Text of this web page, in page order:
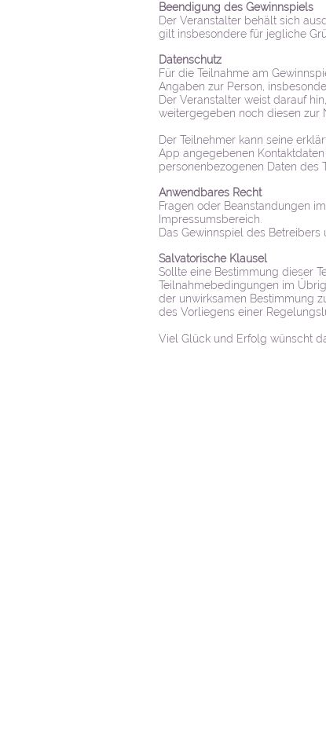
Beendigung des Gewinnspiels
Der Veranstalter behält sich
gilt insbesondere für jegliche
Datenschutz
Für die Teilnahme am
Angaben zur Person,
Der Veranstalter weist darauf
weitergegeben noch diesen zur
Der Teilnehmer kann seine
App angegebenen
personenbezogenen Daten des
Anwendbares Recht
Fragen oder Beanstandungen
Impressumsbereich.
Das Gewinnspiel des
Salvatorische Klausel
Sollte eine Bestimmung dieser
Teilnahmebedingungen im
der unwirksamen Bestimmung
des Vorliegens einer
Viel Glück und Erfolg wünscht